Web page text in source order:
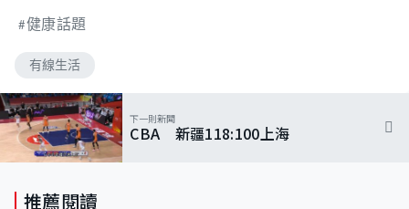
健康話題
有線生活
下一則新聞
CBA 新疆118:100上海
推薦閱讀